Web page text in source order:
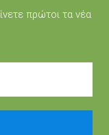
πρώτοι τα νέα